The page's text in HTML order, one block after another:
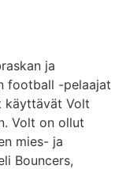
ja
football -pelaajat
käyttävät Volt
Volt on ollut
mies- ja
Bouncers,